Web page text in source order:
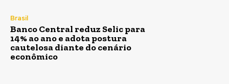
Brasil
Banco Central reduz Selic para
14% ao ano e adota postura
cautelosa diante do cenário
econômico